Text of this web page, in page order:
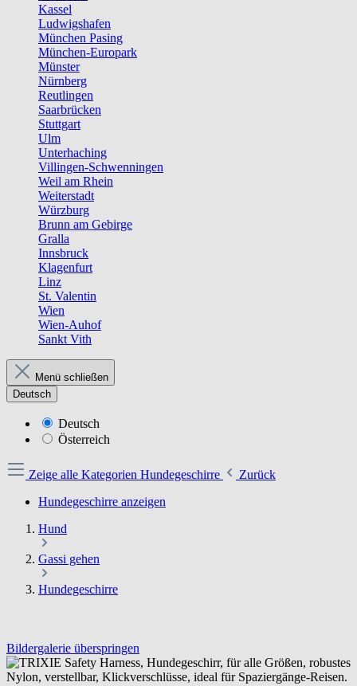
Kassel
Ludwigshafen
München Pasing
München-Europark
Münster
Nürnberg
Reutlingen
Saarbrücken
Stuttgart
Ulm
Unterhaching
Villingen-Schwenningen
Weil am Rhein
Weiterstadt
Würzburg
Brunn am Gebirge
Gralla
Innsbruck
Klagenfurt
Linz
St. Valentin
Wien
Wien-Auhof
Sankt Vith
Menü schließen
Deutsch
Deutsch
Österreich
Zeige alle Kategorien Hundegeschirre
Zurück
Hundegeschirre anzeigen
Hund
Gassi gehen
Hundegeschirre
Bildergalerie überspringen